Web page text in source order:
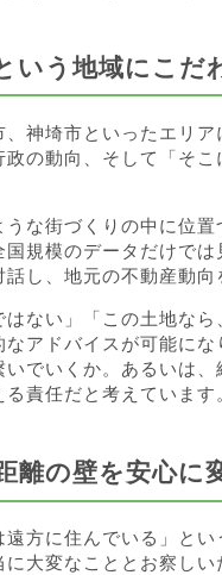
いう地域にこだ
神埼市といったエリ
の動向、そして「そ
な街づくりの中に位
規模のデータだけで
し、地元の不動産動向
ない」「この土地な
アドバイスが可能に
でいくか。あるいは
責任だと考えています
離の壁を安心に
遠方に住んでいる」と
大変なこととお察しい